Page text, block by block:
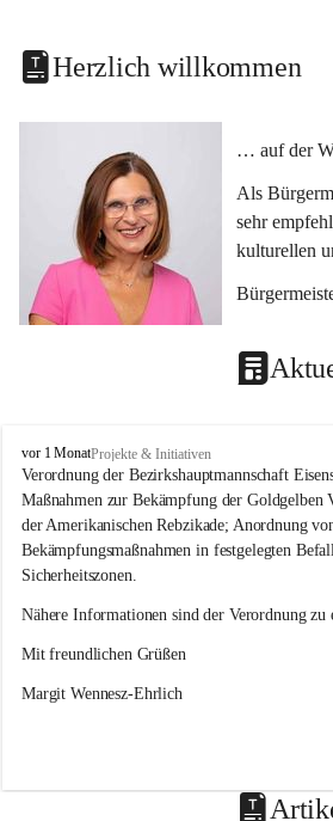
Herzlich willkommen
… auf der
Als
sehr
kulturellen
O
s
l
i
p
vor 1 MonatProjekte & Initiativen
Verordnung der Bezirkshauptmannschaft
Maßnahmen zur Bekämpfung der Goldgelben
der Amerikanischen Rebzikade; Anordnung
Bekämpfungsmaßnahmen in festgelegten
Sicherheitszonen.
Nähere Informationen sind der Verordnung zu
Mit freundlichen Grüßen
Margit Wennesz-Ehrlich